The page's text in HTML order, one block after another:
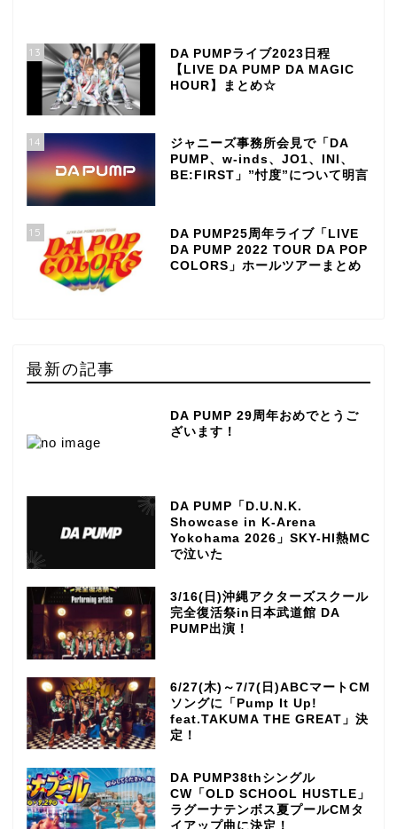
13
DA PUMPライブ2023日程
【LIVE DA PUMP DA MAGIC
HOUR】まとめ☆
14
ジャニーズ事務所会見で「DA
PUMP、w-inds、JO1、INI、
BE:FIRST」”忖度”について明言
15
DA PUMP25周年ライブ「LIVE
DA PUMP 2022 TOUR DA POP
COLORS」ホールツアーまとめ
最新の記事
DA PUMP 29周年おめでとうご
ざいます！
DA PUMP「D.U.N.K.
Showcase in K-Arena
Yokohama 2026」SKY-HI熱MC
で泣いた
3/16(日)沖縄アクターズスクール
完全復活祭in日本武道館 DA
PUMP出演！
6/27(木)～7/7(日)ABCマートCM
ソングに「Pump It Up!
feat.TAKUMA THE GREAT」決
定！
DA PUMP38thシングル
CW「OLD SCHOOL HUSTLE」
ラグーナテンボス夏プールCMタ
イアップ曲に決定！